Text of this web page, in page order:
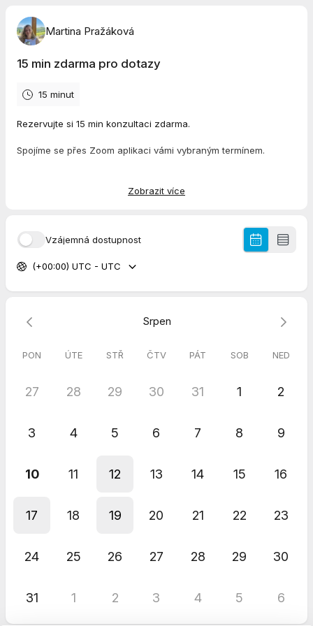
Martina Pražáková
15 min zdarma pro dotazy
15 minut
Rezervujte si 15 min konzultaci zdarma.
Spojíme se přes Zoom aplikaci vámi vybraným termínem.
https://us06web.zoom.us/j/89728613181?
Passcode: 274084
Kdyby jste si nevěděli rady napište mi email na
Zobrazit více
Vzájemná dostupnost
(+00:00) UTC - UTC
Srpen
PON ÚTE STŘ ČTV PÁT SOB NED
27 28 29 30 31 1 2
3 4 5 6 7 8 9
10 11 12 13 14 15 16
17 18 19 20 21 22 23
24 25 26 27 28 29 30
31 1 2 3 4 5 6